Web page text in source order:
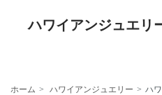
ハワイアンジュエリ
ホーム ハワイアンジュエリー ハ